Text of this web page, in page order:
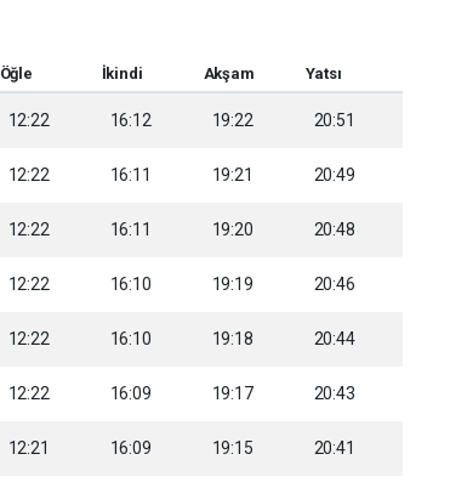
Öğle İkindi Akşam Yatsı
12:22 16:12 19:22 20:51
12:22 16:11 19:21 20:49
12:22 16:11 19:20 20:48
12:22 16:10 19:19 20:46
12:22 16:10 19:18 20:44
12:22 16:09 19:17 20:43
12:21 16:09 19:15 20:41